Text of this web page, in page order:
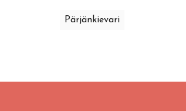
Pärjänkievari